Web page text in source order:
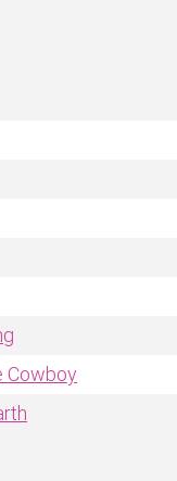
Cowboy